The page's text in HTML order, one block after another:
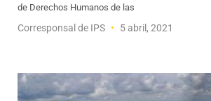
de Derechos Humanos de las
Corresponsal de IPS 5 abril, 2021